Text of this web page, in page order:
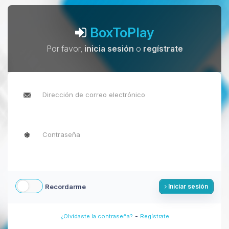
BoxToPlay
Por favor, inicia sesión o regístrate
Recordarme Iniciar sesión
¿Olvidaste la contraseña? - Regístrate